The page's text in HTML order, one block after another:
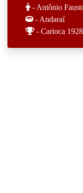
- Antônio
- Andaraí
- Carioca 1928